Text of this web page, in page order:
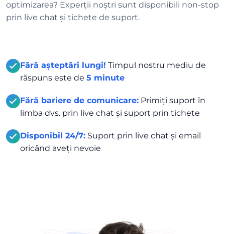
optimizarea? Experții noștri sunt disponibili non-stop
prin live chat și tichete de suport.
Fără așteptări lungi! Timpul nostru mediu de
răspuns este de 5 minute
Fără bariere de comunicare: Primiți suport în
limba dvs. prin live chat și suport prin tichete
Disponibil 24/7: Suport prin live chat și email
oricând aveți nevoie